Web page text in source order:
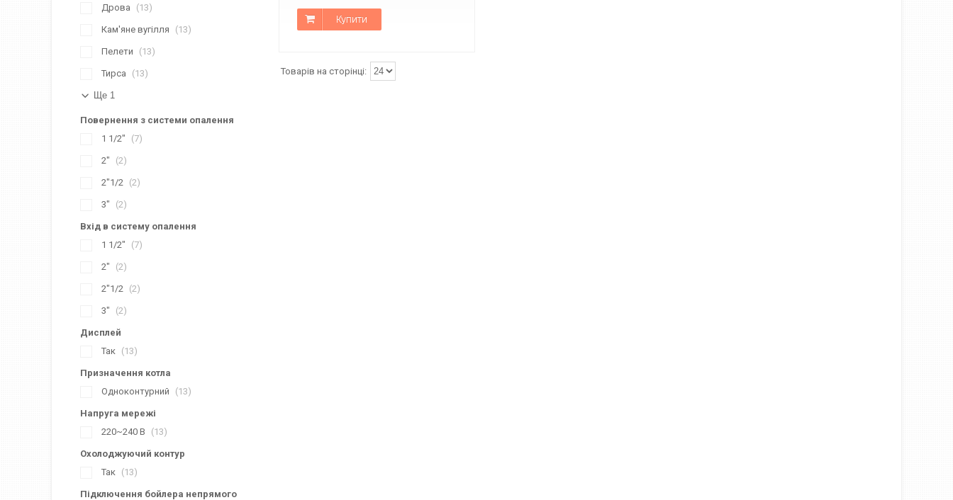
Купити
Дрова 13
Кам'яне вугілля 13
Пелети 13
Тирса 13
Ще 1
Повернення з системи опалення
1 1/2"
7
2" 2
2"1/2 2
3" 2
Вхід в систему опалення
1 1/2"
7
2" 2
2"1/2 2
3" 2
Дисплей
Так
13
Призначення котла
Одноконтурний
13
Напруга мережі
220~240 В
13
Охолоджуючий контур
Так
13
Підключення бойлера непрямого